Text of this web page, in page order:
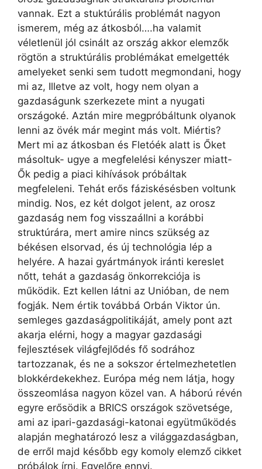
vannak. Ezt a stuktúrális problémát nagyon
ismerem, még az átkosból….ha valamit
véletlenül jól csinált az ország akkor elemzők
rögtön a struktúrális problémákat emelgették
amelyeket senki sem tudott megmondani, hogy
mi az, Illetve az volt, hogy nem olyan a
gazdaságunk szerkezete mint a nyugati
országoké. Aztán mire megpróbáltunk olyanok
lenni az övék már megint más volt. Miértis?
Mert mi az átkosban és Fletóék alatt is Őket
másoltuk- ugye a megfelelési kényszer miatt-
Ők pedig a piaci kihívások próbáltak
megfeleleni. Tehát erős fáziskésésben voltunk
mindig. Nos, ez két dolgot jelent, az orosz
gazdaság nem fog visszaállni a korábbi
struktúrára, mert amire nincs szükség az
békésen elsorvad, és új technológia lép a
helyére. A hazai gyártmányok iránti kereslet
nőtt, tehát a gazdaság önkorrekciója is
működik. Ezt kellen látni az Unióban, de nem
fogják. Nem értik továbbá Orbán Viktor ún.
semleges gazdaságpolitikáját, amely pont azt
akarja elérni, hogy a magyar gazdasági
fejlesztések világfejlődés fő sodrához
tartozzanak, és ne a sokszor értelmezhetetlen
blokkérdekekhez. Európa még nem látja, hogy
összeomlása nagyon közel van. A háború révén
egyre erősödik a BRICS országok szövetsége,
ami az ipari-gazdasági-katonai együtműködés
alapján meghatározó lesz a világgazdaságban,
de erről majd később egy komoly elemző cikket
próbálok írni. Egyelőre ennyi.